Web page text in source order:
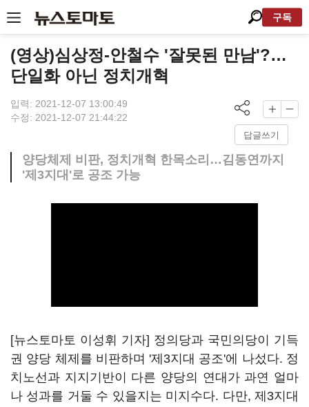
구독
(영상)심상정-안철수 '잘못된 만남'?…
단일화 아닌 정치개혁
입력: 2021-12-07 13:00:49
수정: 2021-12-07 21:44:22
답글쓰기
양당체제 비판, 정치개혁 한목소리…김동연까지
'제3지대'로 공조 가능
[뉴스토마토 이성휘 기자] 정의당과 국민의당이 기득
권 양당 체제를 비판하며 '제3지대 공조'에 나섰다. 정
치노선과 지지기반이 다른 양당의 연대가 과연 얼마
나 성과를 거둘 수 있을지는 미지수다. 다만, 제3지대